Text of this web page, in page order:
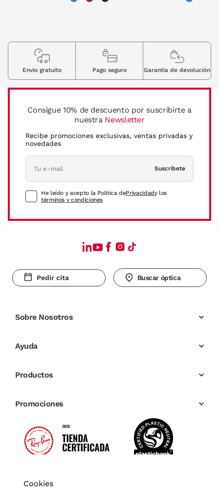
Consigue 10% de descuento por suscribirte a
nuestra Newsletter
Recibe promociones exclusivas, ventas privadas y
novedades
Suscríbete
He leído y acepto la Política dePrivacidady los
términos y condiciones
Envio gratuito Pago seguro Garantia de devolución
Pedir cita Buscar óptica
Sobre Nosotros
Ayuda
Productos
Promociones
Cookies